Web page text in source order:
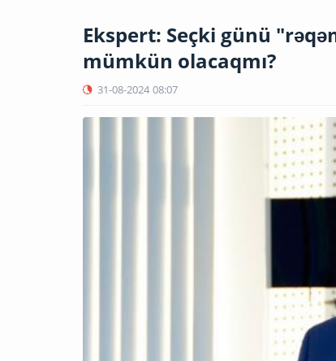
Ekspert: Seçki günü
mümkün olacaqmı?
31-08-2024 08:07